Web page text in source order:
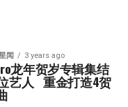
闻 3 years ago
龙年贺岁专辑集结
艺人   重金打造4贺